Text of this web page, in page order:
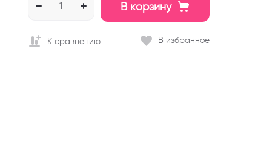
В корзину
К сравнению В избранное